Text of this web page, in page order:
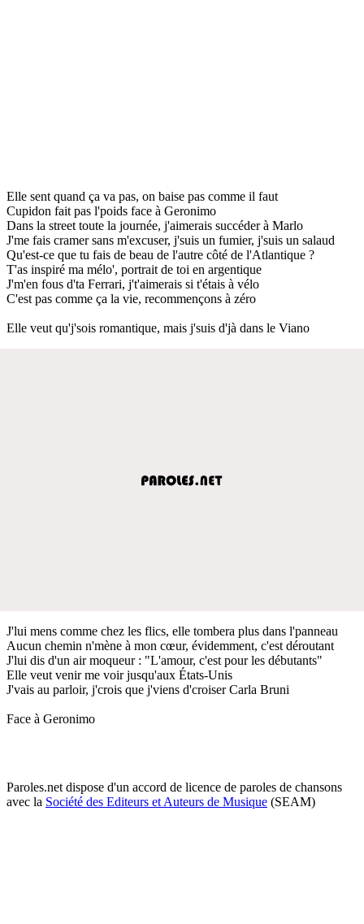
Elle sent quand ça va pas, on baise pas comme il faut
Cupidon fait pas l'poids face à Geronimo
Dans la street toute la journée, j'aimerais succéder à Marlo
J'me fais cramer sans m'excuser, j'suis un fumier, j'suis un salaud
Qu'est-ce que tu fais de beau de l'autre côté de l'Atlantique ?
T'as inspiré ma mélo', portrait de toi en argentique
J'm'en fous d'ta Ferrari, j't'aimerais si t'étais à vélo
C'est pas comme ça la vie, recommençons à zéro
Elle veut qu'j'sois romantique, mais j'suis d'jà dans le Viano
J'lui mens comme chez les flics, elle tombera plus dans l'panneau
Aucun chemin n'mène à mon cœur, évidemment, c'est déroutant
J'lui dis d'un air moqueur : "L'amour, c'est pour les débutants"
Elle veut venir me voir jusqu'aux États-Unis
J'vais au parloir, j'crois que j'viens d'croiser Carla Bruni
Face à Geronimo
Paroles.net dispose d'un accord de licence de paroles de chansons
avec la Société des Editeurs et Auteurs de Musique (SEAM)